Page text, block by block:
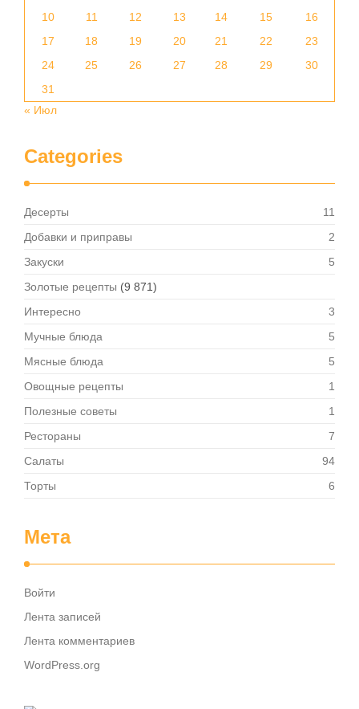
10
11 12 13 14 15
16
17
18 19 20 21 22
23
24
25 26 27 28 29
30
31
« Июл
Categories
Десерты
11
Добавки и приправы
2
Закуски
5
Золотые рецепты (9 871)
Интересно
3
Мучные блюда
5
Мясные блюда
5
Овощные рецепты
1
Полезные советы
1
Рестораны
7
Салаты
94
Торты
6
Мета
Войти
Лента записей
Лента комментариев
WordPress.org